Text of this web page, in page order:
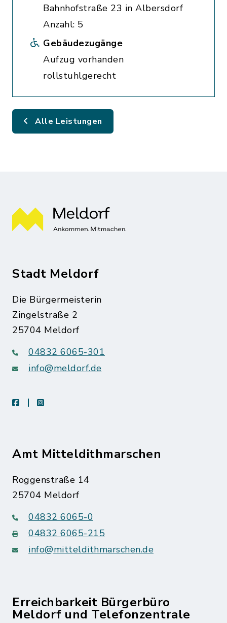
Bahnhofstraße 23 in Albersdorf
Anzahl: 5
Gebäudezugänge
Aufzug vorhanden
rollstuhlgerecht
Alle Leistungen
Stadt Meldorf
Die Bürgermeisterin
Zingelstraße 2
25704 Meldorf
04832 6065-301
info@meldorf.de
facebookinstagram
Amt Mitteldithmarschen
Roggenstraße 14
25704 Meldorf
04832 6065-0
04832 6065-215
info@mitteldithmarschen.de
Erreichbarkeit Bürgerbüro
Meldorf und Telefonzentrale